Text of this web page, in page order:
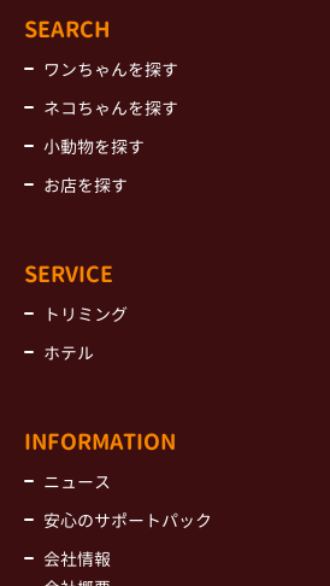
SEARCH
ワンちゃんを探す
ネコちゃんを探す
小動物を探す
お店を探す
SERVICE
トリミング
ホテル
INFORMATION
ニュース
安心のサポートパック
会社情報